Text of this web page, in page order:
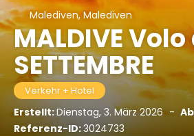
Malediven, Malediven
MALDIVE
SETTEMBRE
Verkehr + Hotel
Erstellt:Dienstag, 3. März 2026 -
Referenz-ID:3024733